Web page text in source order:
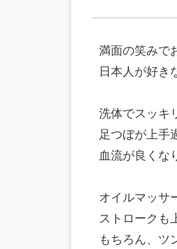
満面の笑みで
日本人が好き
洗体でスッキ
足つぼが上手
血流が良くな
オイルマッサ
ストロークも
もちろん、ツ